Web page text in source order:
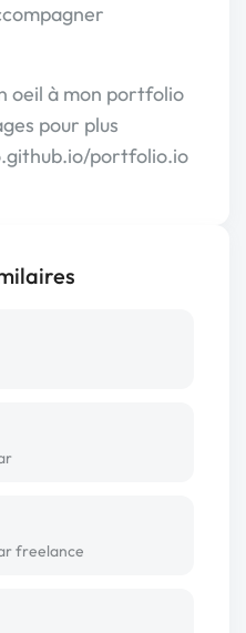
oeil à mon portfolio
pour plus
portfolio.io
freelance